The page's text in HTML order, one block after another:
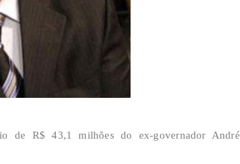
de R$ 43,1 milhões do ex-governador André